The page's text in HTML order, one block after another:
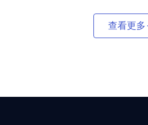
查看更多